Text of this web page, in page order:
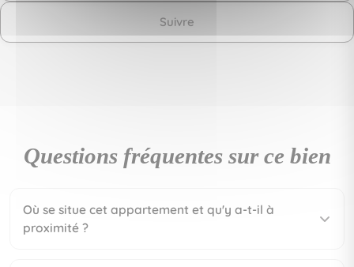
Suivre
Questions fréquentes sur ce bien
Où se situe cet appartement et qu'y a-t-il à
proximité ?